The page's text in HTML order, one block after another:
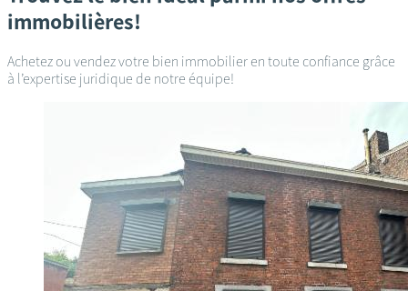
immobilières!
Achetez ou vendez votre bien immobilier en toute confiance grâce
à l’expertise juridique de notre équipe!